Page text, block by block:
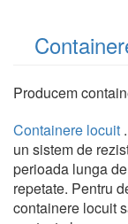
Producem
Containere locuit
un sistem de
perioada lunga
repetate. Pentru
containere locuit